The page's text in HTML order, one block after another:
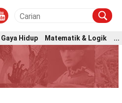
Gaya Hidup Matematik & Logik
...